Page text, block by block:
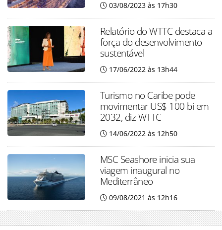
03/08/2023 às 17h30
Relatório do WTTC destaca a
força do desenvolvimento
sustentável
17/06/2022 às 13h44
Turismo no Caribe pode
movimentar US$ 100 bi em
2032, diz WTTC
14/06/2022 às 12h50
MSC Seashore inicia sua
viagem inaugural no
Mediterrâneo
09/08/2021 às 12h16